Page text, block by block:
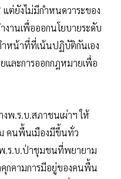
ยังไม่มีกำหนดวาระของ
งานเพื่อออกนโยบายระดับ
หน้าที่ที่เน้นปฏิบัติกันเอง
ละการออกกฎหมายเพื่อ
งพ.ร.บ.สภาชนเผ่าฯ ให้
คนพื้นเมืองมีขึ้นทั่ว
พ.ร.บ.ป่าชุมชนที่พยายาม
คุกคามการมีอยู่ของคนพื้น